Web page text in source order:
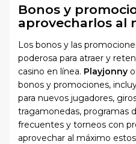
Bonos y
aprovecharlos al
Los bonos y las
poderosa para atraer y
casino en línea. Playjonny
bonos y promociones,
para nuevos jugadores,
tragamonedas, programas
frecuentes y torneos con
aprovechar al máximo